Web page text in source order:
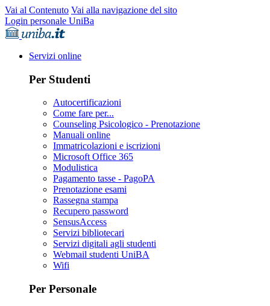
Vai al Contenuto Vai alla navigazione del sito
Login personale UniBa
Servizi online
Per Studenti
Autocertificazioni
Come fare per...
Counseling Psicologico - Prenotazione
Manuali online
Immatricolazioni e iscrizioni
Microsoft Office 365
Modulistica
Pagamento tasse - PagoPA
Prenotazione esami
Rassegna stampa
Recupero password
SensusAccess
Servizi bibliotecari
Servizi digitali agli studenti
Webmail studenti UniBA
Wifi
Per Personale